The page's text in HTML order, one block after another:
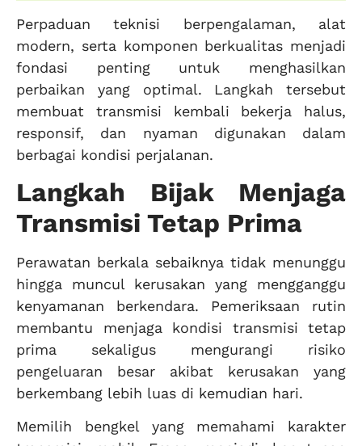
Perpaduan teknisi berpengalaman, alat
modern, serta komponen berkualitas menjadi
fondasi penting untuk menghasilkan
perbaikan yang optimal. Langkah tersebut
membuat transmisi kembali bekerja halus,
responsif, dan nyaman digunakan dalam
berbagai kondisi perjalanan.
Langkah Bijak Menjaga
Transmisi Tetap Prima
Perawatan berkala sebaiknya tidak menunggu
hingga muncul kerusakan yang mengganggu
kenyamanan berkendara. Pemeriksaan rutin
membantu menjaga kondisi transmisi tetap
prima sekaligus mengurangi risiko
pengeluaran besar akibat kerusakan yang
berkembang lebih luas di kemudian hari.
Memilih bengkel yang memahami karakter